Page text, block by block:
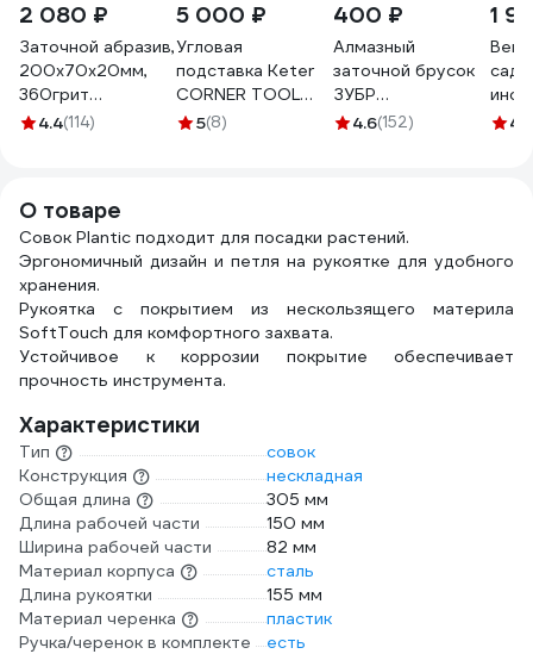
2 080 ₽
Заточной абразив,
200х70х20мм,
360грит
Петроградъ
4.4(114)
5 000 ₽
Угловая
подставка Keter
CORNER TOOL
RACK 230826
5(8)
400 ₽
Алмазный
заточной брусок
ЗУБР
Профессионал
4.6(152)
1
4.5
О товаре
Совок Plantic подходит для посадки растений.
Эргономичный дизайн и петля на рукоятке для удобного
хранения.
Рукоятка с покрытием из нескользящего материла
SoftTouch для комфортного захвата.
Устойчивое к коррозии покрытие обеспечивает
прочность инструмента.
Характеристики
Тип
совок
Конструкция
нескладная
Общая длина
305 мм
Длина рабочей части
150 мм
Ширина рабочей части
82 мм
Материал корпуса
сталь
Длина рукоятки
155 мм
Материал черенка
пластик
Ручка/черенок в комплекте
есть